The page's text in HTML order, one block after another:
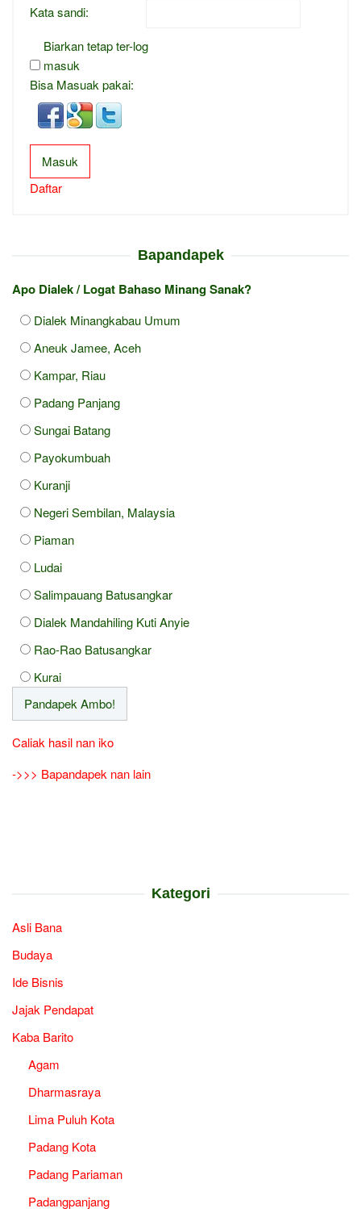
Kata sandi:
Biarkan tetap ter-log
masuk
Bisa Masuak pakai:
Masuk
Daftar
Bapandapek
Apo Dialek / Logat Bahaso Minang Sanak?
Dialek Minangkabau Umum
Aneuk Jamee, Aceh
Kampar, Riau
Padang Panjang
Sungai Batang
Payokumbuah
Kuranji
Negeri Sembilan, Malaysia
Piaman
Ludai
Salimpauang Batusangkar
Dialek Mandahiling Kuti Anyie
Rao-Rao Batusangkar
Kurai
Caliak hasil nan iko
->>> Bapandapek nan lain
Kategori
Asli Bana
Budaya
Ide Bisnis
Jajak Pendapat
Kaba Barito
Agam
Dharmasraya
Lima Puluh Kota
Padang Kota
Padang Pariaman
Padangpanjang